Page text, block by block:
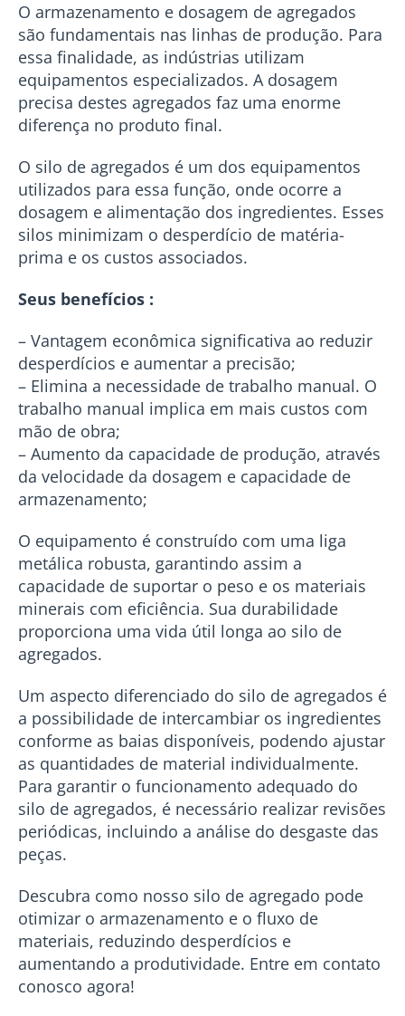
O armazenamento e dosagem de agregados
são fundamentais nas linhas de produção. Para
essa finalidade, as indústrias utilizam
equipamentos especializados. A dosagem
precisa destes agregados faz uma enorme
diferença no produto final.
O silo de agregados é um dos equipamentos
utilizados para essa função, onde ocorre a
dosagem e alimentação dos ingredientes. Esses
silos minimizam o desperdício de matéria-
prima e os custos associados.
Seus benefícios :
– Vantagem econômica significativa ao reduzir
desperdícios e aumentar a precisão;
– Elimina a necessidade de trabalho manual. O
trabalho manual implica em mais custos com
mão de obra;
– Aumento da capacidade de produção, através
da velocidade da dosagem e capacidade de
armazenamento;
O equipamento é construído com uma liga
metálica robusta, garantindo assim a
capacidade de suportar o peso e os materiais
minerais com eficiência. Sua durabilidade
proporciona uma vida útil longa ao silo de
agregados.
Um aspecto diferenciado do silo de agregados é
a possibilidade de intercambiar os ingredientes
conforme as baias disponíveis, podendo ajustar
as quantidades de material individualmente.
Para garantir o funcionamento adequado do
silo de agregados, é necessário realizar revisões
periódicas, incluindo a análise do desgaste das
peças.
Descubra como nosso silo de agregado pode
otimizar o armazenamento e o fluxo de
materiais, reduzindo desperdícios e
aumentando a produtividade. Entre em contato
conosco agora!